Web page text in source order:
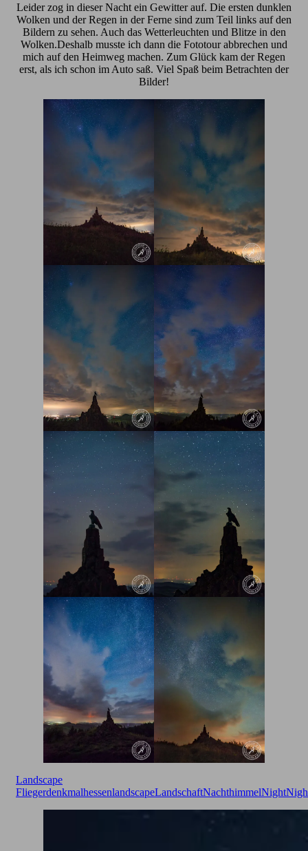
Leider zog in dieser Nacht ein Gewitter auf. Die ersten dunklen
Wolken und der Regen in der Ferne sind zum Teil links auf den
Bildern zu sehen. Auch das Wetterleuchten und Blitze in den
Wolken.Deshalb musste ich dann die Fototour abbrechen und
mich auf den Heimweg machen. Zum Glück kam der Regen
erst, als ich schon im Auto saß. Viel Spaß beim Betrachten der
Bilder!
Landscape
FliegerdenkmalhessenlandscapeLandschaftNachthimmelNight